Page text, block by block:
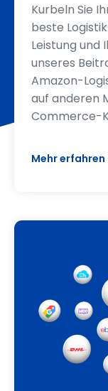
Kurbeln Sie
beste
Leistung und
unseres
Amazon-
auf anderen
Commerce-
Mehr erfahren